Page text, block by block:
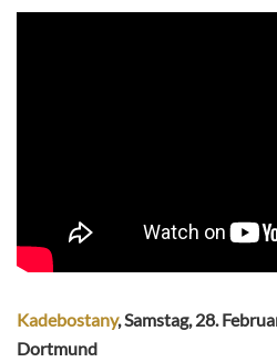
Kadebostany, Samstag, 28.
Dortmund